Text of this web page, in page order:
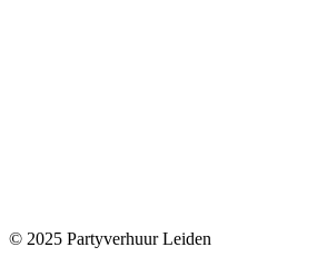
© 2025 Partyverhuur Leiden